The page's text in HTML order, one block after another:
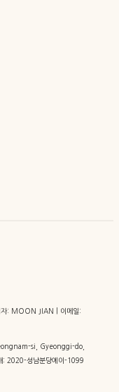
자: MOON JIAN | 이메일:
si, Gyeonggi-do,
: 2020-성남분당에이-1099